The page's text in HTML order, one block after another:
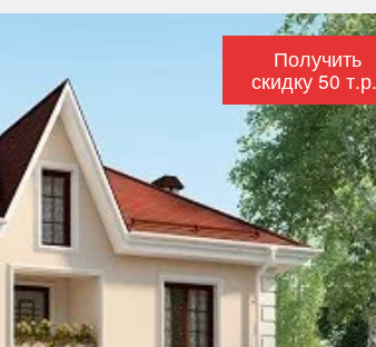
Получить
скидку 50